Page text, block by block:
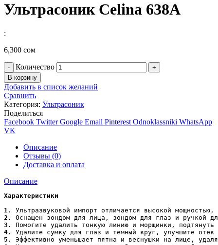
Ультрасоник Celina 638A
:
6,300 сом
Количество
В корзину
Добавить в список желаний
Сравнить
Категория: Ультрасоник
Поделиться
Facebook Twitter Google Email Pinterest Odnoklassniki WhatsApp
VK
Описание
Отзывы (0)
Доставка и оплата
Описание
Характеристики
1.
2.
3.
4.
5.